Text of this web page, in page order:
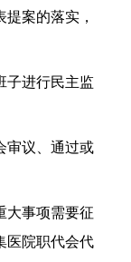
案的落实，
子进行民主监
审议、通过或
大事项需要征
医院职代会代